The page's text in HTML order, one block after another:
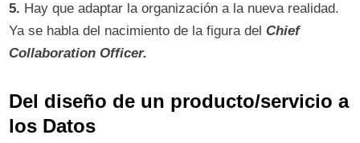
5. Hay que adaptar la organización a la nueva realidad.
Ya se habla del nacimiento de la figura delChief
Collaboration Officer.
Del diseño de un producto/servicio a
los Datos